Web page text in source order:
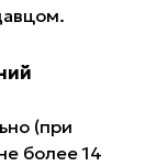
(при
более 14